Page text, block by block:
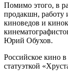
Помимо этого, в
продакшн, работу
киноведов и
Юрий Обухов.
Российское кино
статуэткой